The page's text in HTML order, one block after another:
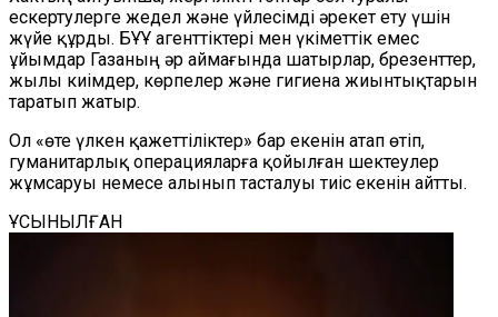
ескертулерге жедел және үйлесімді әрекет ету үшін
жүйе құрды. БҰҰ агенттіктері мен үкіметтік емес
ұйымдар Газаның әр аймағында шатырлар, брезенттер,
жылы киімдер, көрпелер және гигиена жиынтықтарын
таратып жатыр.
Ол «өте үлкен қажеттіліктер» бар екенін атап өтіп,
гуманитарлық операцияларға қойылған шектеулер
жұмсаруы немесе алынып тасталуы тиіс екенін айтты.
ҰСЫНЫЛҒАН